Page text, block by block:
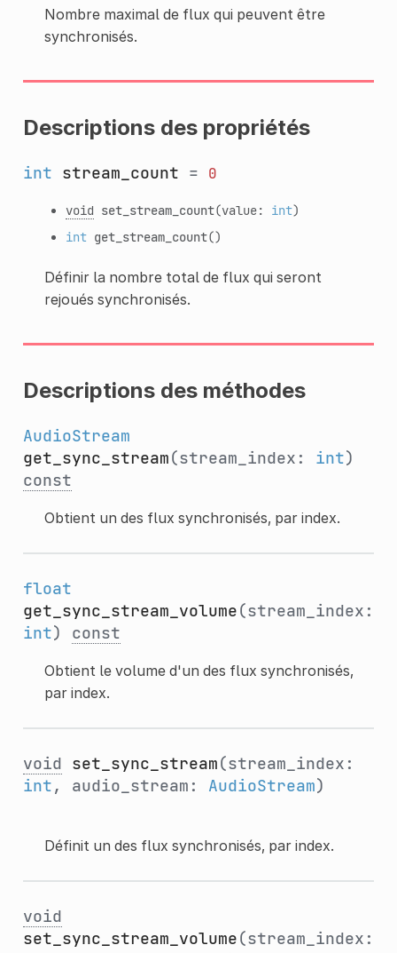
Nombre maximal de flux qui peuvent être
synchronisés.
Descriptions des propriétés
int stream_count = 0
void set_stream_count(value: int)
int get_stream_count()
Définir la nombre total de flux qui seront
rejoués synchronisés.
Descriptions des méthodes
AudioStream
get_sync_stream(stream_index: int)
const
Obtient un des flux synchronisés, par index.
float
get_sync_stream_volume(stream_index:
int) const
Obtient le volume d'un des flux synchronisés,
par index.
void set_sync_stream(stream_index:
int, audio_stream: AudioStream)
Définit un des flux synchronisés, par index.
void
set_sync_stream_volume(stream_index: